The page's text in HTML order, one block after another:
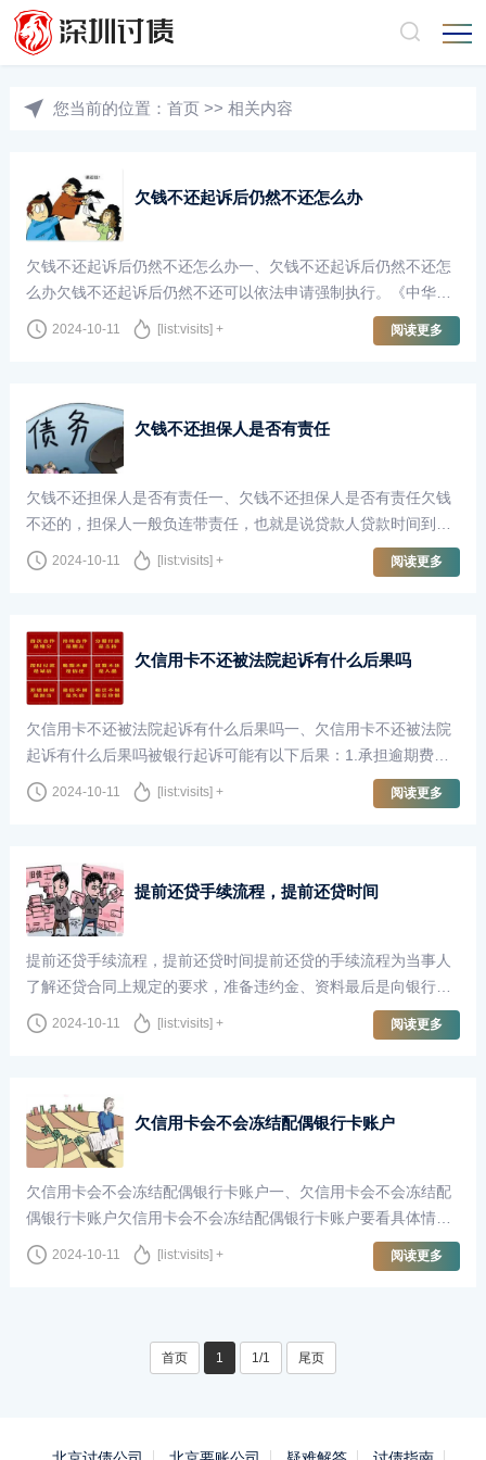
您当前的位置： 首页 >> 相关内容
欠钱不还起诉后仍然不还怎么办
欠钱不还起诉后仍然不还怎么办一、欠钱不还起诉后仍然不还怎
么办欠钱不还起诉后仍然不还可以依法申请强制执行。《中华人
民共和国民事诉讼法》第二百四十三条发生法律效力的民事判
决、裁定，当事人必须履行。一方拒绝···
2024-10-11 [list:visits] + 阅读更多
欠钱不还担保人是否有责任
欠钱不还担保人是否有责任一、欠钱不还担保人是否有责任欠钱
不还的，担保人一般负连带责任，也就是说贷款人贷款时间到了
不偿还，担保人是有责任承担的。一般的贷款担保有两种方式，
一种是连带责任担保，一种是一般的···
2024-10-11 [list:visits] + 阅读更多
欠信用卡不还被法院起诉有什么后果吗
欠信用卡不还被法院起诉有什么后果吗一、欠信用卡不还被法院
起诉有什么后果吗被银行起诉可能有以下后果：1.承担逾期费
用。2.个人征信产生污点。3.拒绝执行判决，可能面临刑事责
任。《民法典》第六百七十六条借款人未···
2024-10-11 [list:visits] + 阅读更多
提前还贷手续流程，提前还贷时间
提前还贷手续流程，提前还贷时间提前还贷的手续流程为当事人
了解还贷合同上规定的要求，准备违约金、资料最后是向银行申
请还贷，填写银行的提前还款申请单，办理好相关的手续之后就
可以到柜台提前偿还贷款了。提前还···
2024-10-11 [list:visits] + 阅读更多
欠信用卡会不会冻结配偶银行卡账户
欠信用卡会不会冻结配偶银行卡账户一、欠信用卡会不会冻结配
偶银行卡账户欠信用卡会不会冻结配偶银行卡账户要看具体情
况。1.如果是个人借款没有用于家庭生活的，那么配偶不会受到
影响；2.如果有证据证明欠款是用于家···
2024-10-11 [list:visits] + 阅读更多
首页 1 1/1 尾页